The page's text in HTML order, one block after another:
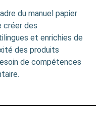
du manuel papier
créer des
et enrichies de
des produits
de compétences